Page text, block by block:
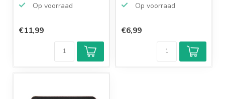
Op voorraad
€11,99
Op voorraad
9,2/10
Achteraf
betalen mogelijk
€6,99